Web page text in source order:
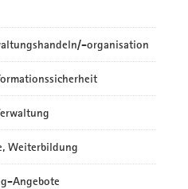
organisation
Weiterbildung
Angebote